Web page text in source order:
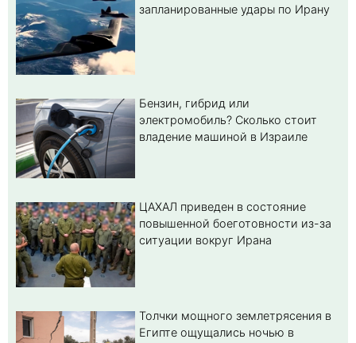
запланированные удары по Ирану
Бензин, гибрид или
электромобиль? Cколько стоит
владение машиной в Израиле
ЦАХАЛ приведен в состояние
повышенной боеготовности из-за
ситуации вокруг Ирана
Толчки мощного землетрясения в
Египте ощущались ночью в